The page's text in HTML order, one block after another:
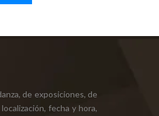
de exposiciones, de
fecha y hora,